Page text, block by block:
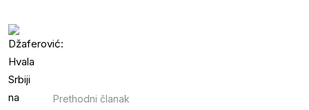
Prethodni članak